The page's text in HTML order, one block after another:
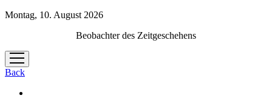
Montag, 10. August 2026
Beobachter des Zeitgeschehens
Menü
öffnen
Back